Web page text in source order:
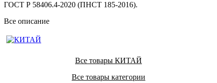
ГОСТ Р 58406.4-2020 (ПНСТ 185-2016).
Все описание
Все товары КИТАЙ
Все товары категории